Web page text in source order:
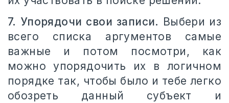
7. Упорядочи свои записи. Выбери из
всего списка аргументов самые
важные и потом посмотри, как
можно упорядочить их в логичном
порядке так, чтобы было и тебе легко
обозреть данный субъект и